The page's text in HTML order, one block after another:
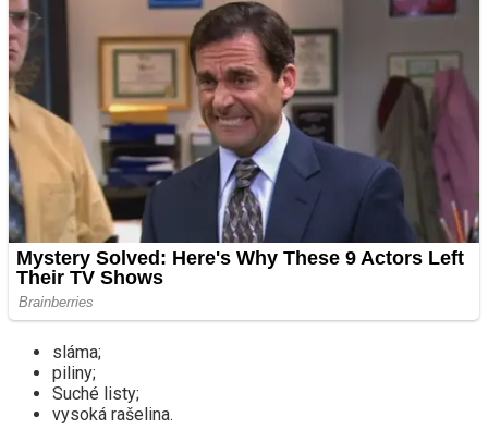
sláma;
piliny;
Suché listy;
vysoká rašelina.